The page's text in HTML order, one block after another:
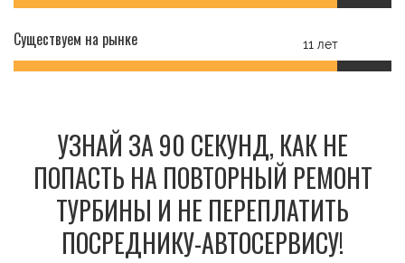
Существуем на рынке 11 лет
УЗНАЙ ЗА 90 СЕКУНД, КАК НЕ
ПОПАСТЬ НА ПОВТОРНЫЙ РЕМОНТ
ТУРБИНЫ И НЕ ПЕРЕПЛАТИТЬ
ПОСРЕДНИКУ-АВТОСЕРВИСУ!